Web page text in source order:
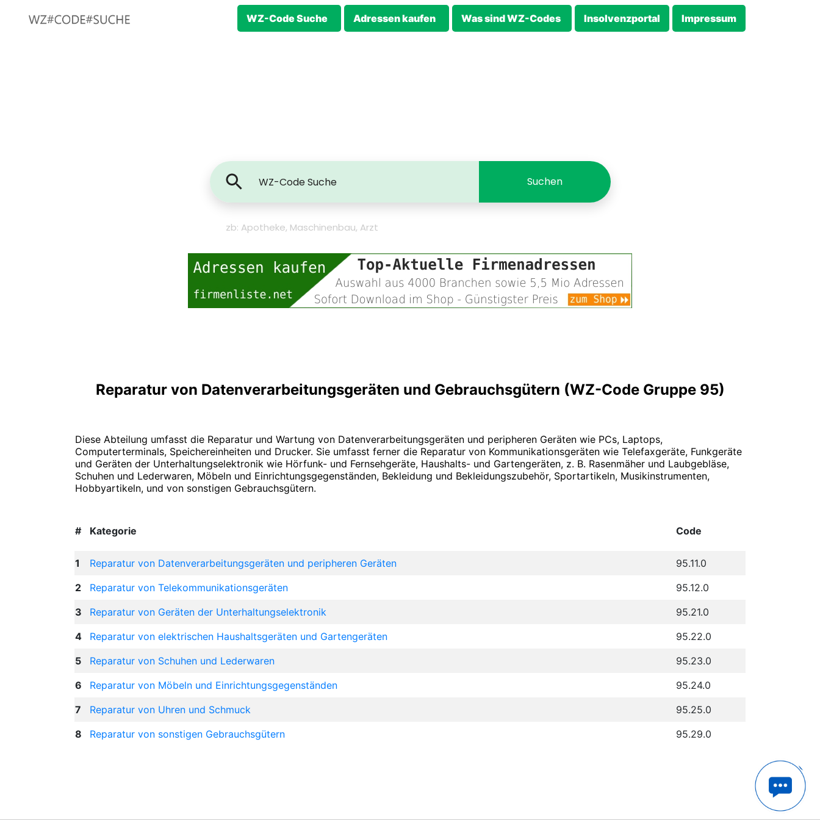
WZ-Code Suche Adressen kaufen Was sind WZ-Codes Insolvenzportal Impressum
zb: Apotheke, Maschinenbau, Arzt
Reparatur von Datenverarbeitungsgeräten und Gebrauchsgütern (WZ-Code Gruppe 95)
Diese Abteilung umfasst die Reparatur und Wartung von Datenverarbeitungsgeräten und peripheren Geräten wie PCs, Laptops,
Computerterminals, Speichereinheiten und Drucker. Sie umfasst ferner die Reparatur von Kommunikationsgeräten wie Telefaxgeräte, Funkgeräte
und Geräten der Unterhaltungselektronik wie Hörfunk- und Fernsehgeräte, Haushalts- und Gartengeräten, z. B. Rasenmäher und Laubgebläse,
Schuhen und Lederwaren, Möbeln und Einrichtungsgegenständen, Bekleidung und Bekleidungszubehör, Sportartikeln, Musikinstrumenten,
Hobbyartikeln, und von sonstigen Gebrauchsgütern.
# Kategorie Code
1 Reparatur von Datenverarbeitungsgeräten und peripheren Geräten
95.11.0
2
Reparatur von Telekommunikationsgeräten
95.12.0
3
Reparatur von Geräten der Unterhaltungselektronik
95.21.0
4
Reparatur von elektrischen Haushaltsgeräten und Gartengeräten
95.22.0
5
Reparatur von Schuhen und Lederwaren
95.23.0
6
Reparatur von Möbeln und Einrichtungsgegenständen
95.24.0
7
Reparatur von Uhren und Schmuck
95.25.0
8
Reparatur von sonstigen Gebrauchsgütern 95.29.0